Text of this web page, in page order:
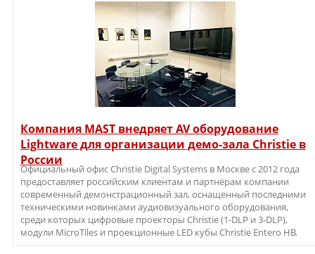
Компания MAST внедряет AV оборудование
Lightware для организации демо-зала Christie в
России
Официальный офис Christie Digital Systems в Москве с 2012 года
предоставляет российским клиентам и партнёрам компании
современный демонстрационный зал, оснащенный последними
техническими новинками аудиовизуального оборудования,
среди которых цифровые проекторы Christie (1-DLP и 3-DLP),
модули MicroTiles и проекционные LED кубы Christie Entero HB.